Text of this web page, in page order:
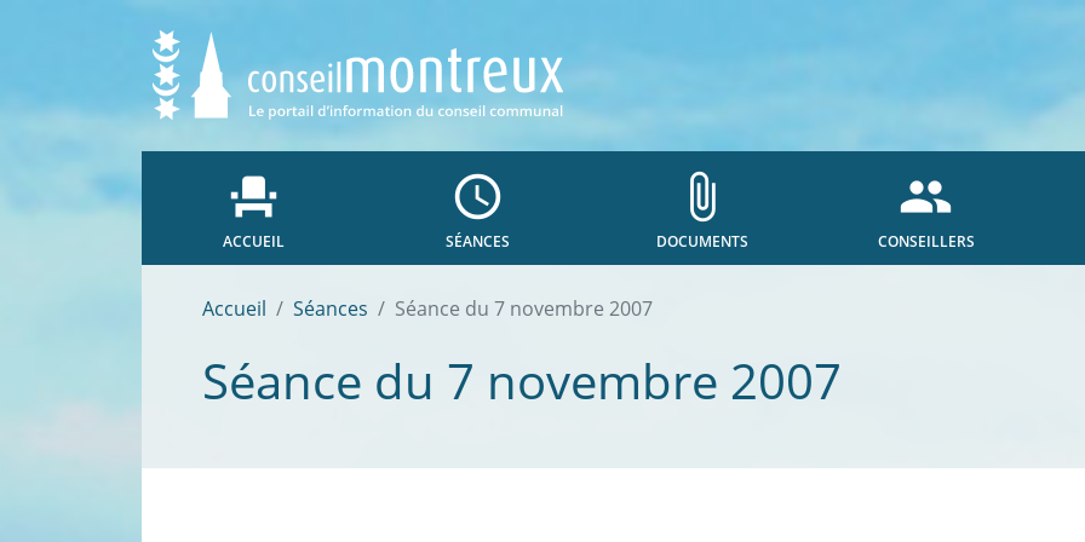
event_seat
ACCUEIL
access_time
SÉANCES
attach_file
DOCUMENTS
people
CONSEILLERS
Accueil Séances Séance du 7 novembre 2007
Séance du 7 novembre 2007